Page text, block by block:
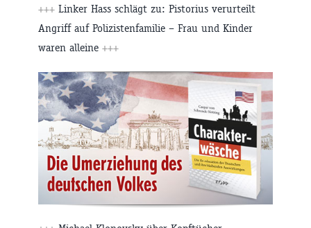
+++ Linker Hass schlägt zu: Pistorius verurteilt
Angriff auf Polizistenfamilie – Frau und Kinder
waren alleine +++